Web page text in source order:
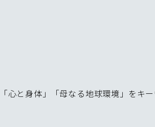
と身体」「母なる地球環境」をキー